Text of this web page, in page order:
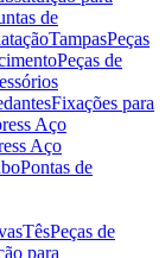
de
TampasPeças
Peças de
Fixações para
Aço
Aço
Pontas de
TêsPeças de
para